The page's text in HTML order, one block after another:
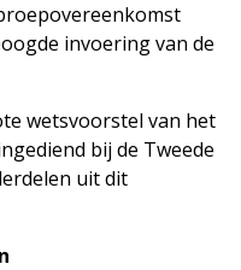
invoering van de
wetsvoorstel van het
bij de Tweede
uit dit